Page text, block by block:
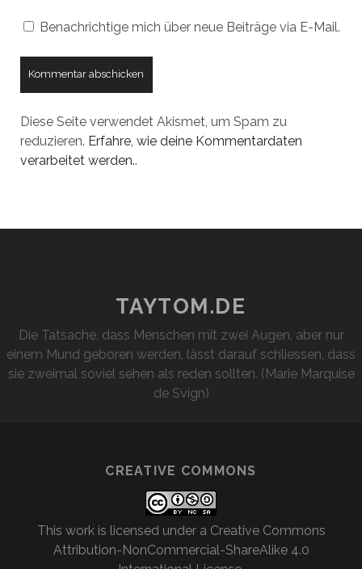
Benachrichtige mich über neue Beiträge via E-Mail.
Diese Seite verwendet Akismet, um Spam zu
reduzieren. Erfahre, wie deine Kommentardaten
verarbeitet werden..
TAYTOM.DE
Die Tatsache, dass Menschen mit zwei Augen, aber nur
einem Mund geboren werden, lässt darauf schliessen, dass
sie zweimal soviel sehen als reden sollten. (Marie Marquise
de Svign)
CREATIVE COMMONS
This work is licensed under a Creative Commons
Attribution-NonCommercial-ShareAlike 4.0